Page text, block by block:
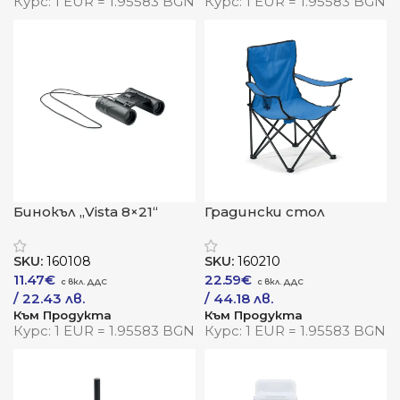
Бинокъл „Vista 8×21“
SKU: 160108
11.47€
/ 22.43 лв.
Към Продукта
Курс: 1 EUR = 1.95583 BGN
Градински стол
SKU: 160210
22.59€
/ 44.18 лв.
Към Продукта
Курс: 1 EUR = 1.95583 BGN